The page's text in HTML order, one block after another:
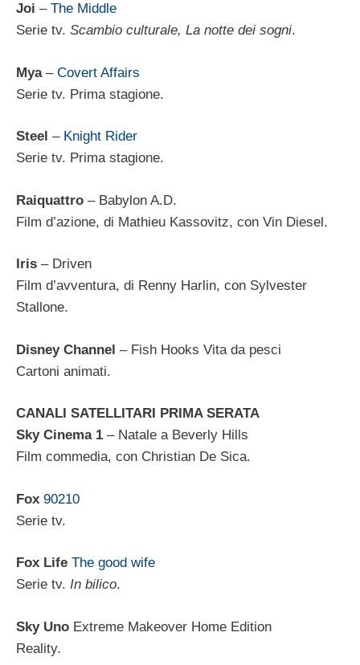
Joi – The Middle
Serie tv. Scambio culturale, La notte dei sogni.
Mya– Covert Affairs
Serie tv. Prima stagione.
Steel – Knight Rider
Serie tv. Prima stagione.
Raiquattro – Babylon A.D.
Film d’azione, di Mathieu Kassovitz, con Vin Diesel.
Iris – Driven
Film d’avventura, di Renny Harlin, con Sylvester
Stallone.
Disney Channel – Fish Hooks Vita da pesci
Cartoni animati.
CANALI SATELLITARI PRIMA SERATA
Sky Cinema 1 – Natale a Beverly Hills
Film commedia, con Christian De Sica.
Fox 90210
Serie tv.
Fox Life The good wife
Serie tv. In bilico.
Sky Uno Extreme Makeover Home Edition
Reality.